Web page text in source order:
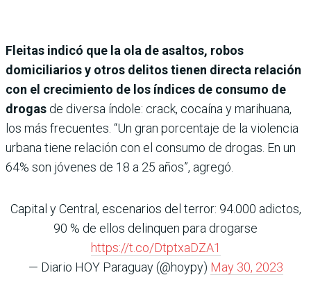
Fleitas indicó que la ola de asaltos, robos
domiciliarios y otros delitos tienen directa relación
con el crecimiento de los índices de consumo de
drogas de diversa índole: crack, cocaína y marihuana,
los más frecuentes. “Un gran porcentaje de la violencia
urbana tiene relación con el consumo de drogas. En un
64% son jóvenes de 18 a 25 años”, agregó.
Capital y Central, escenarios del terror: 94.000 adictos,
90 % de ellos delinquen para drogarse
https://t.co/DtptxaDZA1
— Diario HOY Paraguay (@hoypy) May 30, 2023